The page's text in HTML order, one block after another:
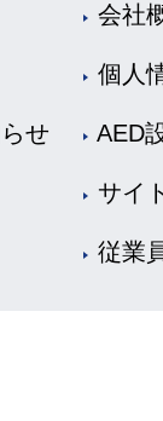
会社
個人
せ AED
サイ
従業